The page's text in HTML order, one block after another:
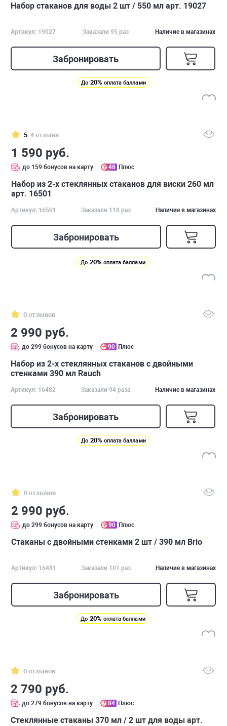
Набор стаканов для воды 2 шт / 550 мл арт. 19027
Артикул: 19027 Заказали 95 раз Наличие в магазинах
Забронировать
До 20% оплата баллами
5 4 отзыва
1 590 руб.
до 159 бонусов на карту 48 Плюс
Набор из 2-х стеклянных стаканов для виски 260 мл
арт. 16501
Артикул: 16501 Заказали 118 раз Наличие в магазинах
Забронировать
До 20% оплата баллами
0 отзывов
2 990 руб.
до 299 бонусов на карту 90 Плюс
Набор из 2-х стеклянных стаканов с двойными
стенками 390 мл Rauch
Артикул: 16482 Заказали 94 раза Наличие в магазинах
Забронировать
До 20% оплата баллами
0 отзывов
2 990 руб.
до 299 бонусов на карту 90 Плюс
Стаканы с двойными стенками 2 шт / 390 мл Brio
Артикул: 16481 Заказали 101 раз Наличие в магазинах
Забронировать
До 20% оплата баллами
0 отзывов
2 790 руб.
до 279 бонусов на карту 84 Плюс
Стеклянные стаканы 370 мл / 2 шт для воды арт.